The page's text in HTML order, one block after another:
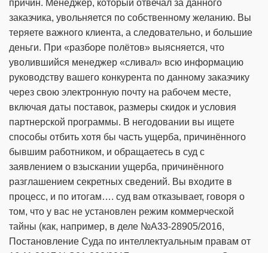
причин. Менеджер, который отвечал за данного
заказчика, увольняется по собственному желанию. Вы
теряете важного клиента, а следовательно, и большие
деньги. При «разборе полётов» выясняется, что
уволившийся менеджер «сливал» всю информацию
руководству вашего конкурента по данному заказчику
через свою электронную почту на рабочем месте,
включая даты поставок, размеры скидок и условия
партнерской программы. В негодовании вы ищете
способы отбить хотя бы часть ущерба, причинённого
бывшим работником, и обращаетесь в суд с
заявлением о взыскании ущерба, причинённого
разглашением секретных сведений. Вы входите в
процесс, и по итогам…. суд вам отказывает, говоря о
том, что у вас не установлен режим коммерческой
тайны (как, например, в деле №А33-28905/2016,
Постановление Суда по интеллектуальным правам от